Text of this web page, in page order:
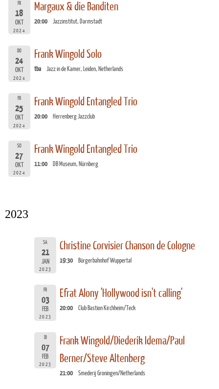
FR
18
OKT
2024
Margaux & die Banditen
20:00 Jazzinstitut, Darmstadt
DO
24
OKT
2024
Frank Wingold Solo
tba Jazz in de Kamer, Leiden, Netherlands
FR
25
OKT
2024
Frank Wingold Entangled Trio
20:00 Herrenberg Jazzclub
SO
27
OKT
2024
Frank Wingold Entangled Trio
11:00 DB Museum, Nürnberg
2023
SA
21
JAN
2023
Christine Corvisier Chanson de Cologne
19:30 Bürgerbahnhof Wuppertal
FR
03
FEB
2023
Efrat Alony 'Hollywood isn't calling'
20:00 Club Bastion Kirchheim/Teck
DI
07
FEB
2023
Frank Wingold/Diederik Idema/Paul
Berner/Steve Altenberg
21:00 Smederij Groningen/Netherlands